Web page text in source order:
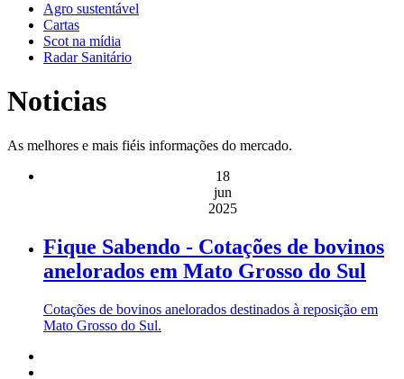
Agro sustentável
Cartas
Scot na mídia
Radar Sanitário
Noticias
As melhores e mais fiéis informações do mercado.
18
jun
2025
Fique Sabendo - Cotações de bovinos
anelorados em Mato Grosso do Sul
Cotações de bovinos anelorados destinados à reposição em
Mato Grosso do Sul.